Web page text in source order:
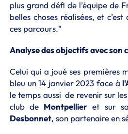
plus grand défi de l’équipe de
belles choses réalisées, et
ces parcours."
Analyse des objectifs avec son
Celui qui a joué ses premières
bleu un 14 janvier 2023 face à
le temps aussi de revenir sur
club de Montpellier et sur
Desbonnet, son partenaire en